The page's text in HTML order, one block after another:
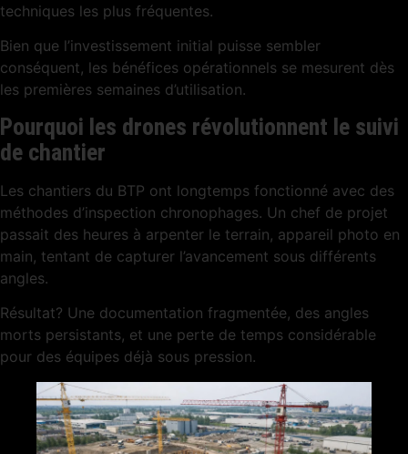
techniques les plus fréquentes.
Bien que l’investissement initial puisse sembler
conséquent, les bénéfices opérationnels se mesurent dès
les premières semaines d’utilisation.
Pourquoi les drones révolutionnent le suivi
de chantier
Les chantiers du BTP ont longtemps fonctionné avec des
méthodes d’inspection chronophages. Un chef de projet
passait des heures à arpenter le terrain, appareil photo en
main, tentant de capturer l’avancement sous différents
angles.
Résultat? Une documentation fragmentée, des angles
morts persistants, et une perte de temps considérable
pour des équipes déjà sous pression.